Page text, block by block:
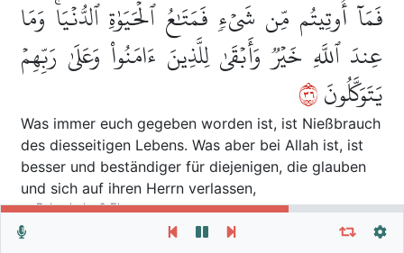
فَمَآ أُوتِيتُم مِّن شَيۡءٖ فَمَتَٰعُ ٱلۡحَيَوٰةِ ٱلدُّنۡيَاۚ وَمَا
عِندَ ٱللَّهِ خَيۡرٞ وَأَبۡقَىٰ لِلَّذِينَ ءَامَنُواْ وَعَلَىٰ رَبِّهِمۡ
يَتَوَكَّلُونَ٦٣
Was immer euch gegeben worden ist, ist Nießbrauch
des diesseitigen Lebens. Was aber bei Allah ist, ist
besser und beständiger für diejenigen, die glauben
und sich auf ihren Herrn verlassen,
Bubenheim & Elyas
Fam ooteetum min shayin famat
ti